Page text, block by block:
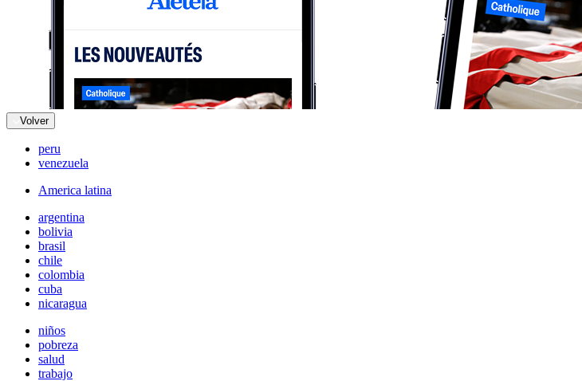
Volver
peru
venezuela
America latina
argentina
bolivia
brasil
chile
colombia
cuba
nicaragua
niños
pobreza
salud
trabajo